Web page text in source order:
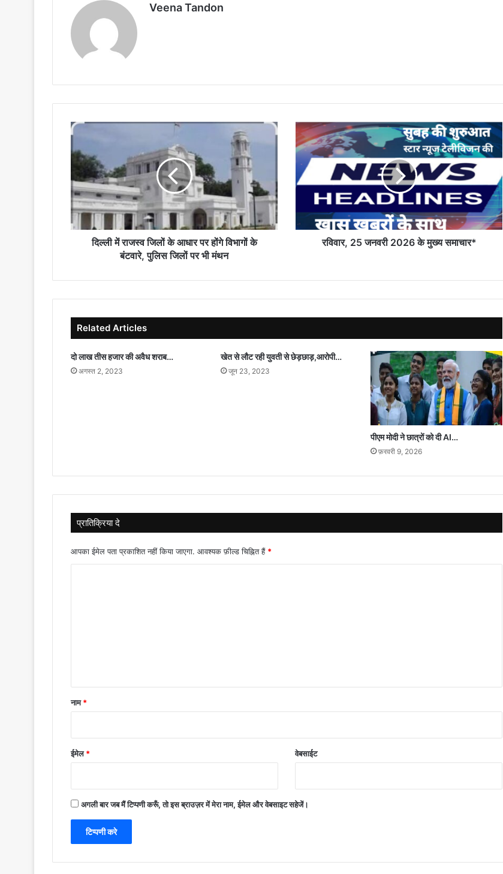
Veena Tandon
दिल्ली
राजस्व
जिलों
आधार
पर
होंगे
विभागों
जिलों
मंथन
दिल्ली में राजस्व जिलों के आधार पर होंगे विभागों के
बंटवारे, पुलिस जिलों पर भी मंथन
रविवार,
25
जनवरी
2026
के
मुख्य
समाचार*
रविवार, 25 जनवरी 2026 के मुख्य समाचार*
Related Articles
दो लाख तीस हजार की अवैध शराब…
अगस्त 2, 2023
खेत से लौट रही युवती से छेड़छाड़,आरोपी…
जून 23, 2023
पीएम मोदी ने छात्रों को दी AI…
फ़रवरी 9, 2026
प्रातिक्रिया दे
आपका ईमेल पता प्रकाशित नहीं किया जाएगा. आवश्यक फ़ील्ड चिह्नित हैं *
नाम*
ईमेल* वेबसाईट
अगली बार जब मैं टिप्पणी करूँ, तो इस ब्राउज़र में मेरा नाम, ईमेल और वेबसाइट सहेजें।